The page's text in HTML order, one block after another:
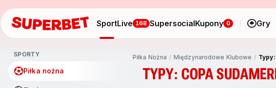
Sport Live 168 Supersocial Kupony 0 Gry
SPORTY
Piłka nożna
Piłka Nożna Międzynarodowe Klubowe
TYPY: COPA